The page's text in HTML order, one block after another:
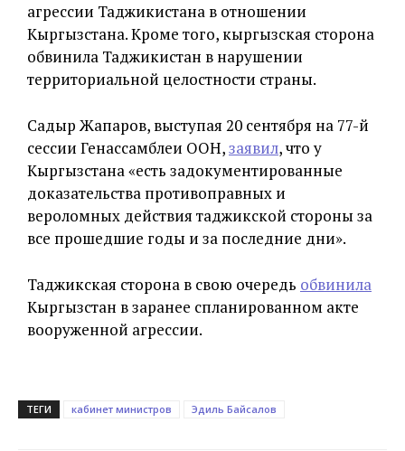
агрессии Таджикистана в отношении
Кыргызстана. Кроме того, кыргызская сторона
обвинила Таджикистан в нарушении
территориальной целостности страны.
Садыр Жапаров, выступая 20 сентября на 77-й
сессии Генассамблеи ООН,заявил, что у
Кыргызстана «есть задокументированные
доказательства противоправных и
вероломных действия таджикской стороны за
все прошедшие годы и за последние дни».
Таджикская сторона в свою очередь обвинила
Кыргызстан в заранее спланированном акте
вооруженной агрессии.
ТЕГИ кабинет министров Эдиль Байсалов